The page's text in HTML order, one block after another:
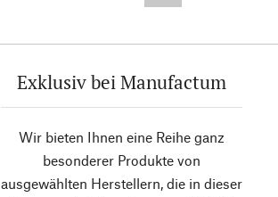
Exklusiv bei Manufactum
Wir bieten Ihnen eine Reihe ganz
besonderer Produkte von
ausgewählten Herstellern, die in dieser